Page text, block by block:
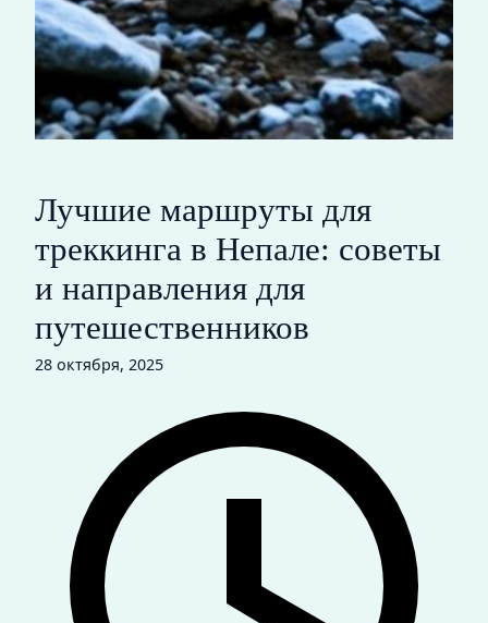
Лучшие маршруты для
треккинга в Непале: советы
и направления для
путешественников
28 октября, 2025